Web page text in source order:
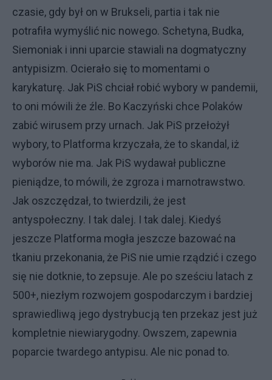
czasie, gdy był on w Brukseli, partia i tak nie
potrafiła wymyślić nic nowego. Schetyna, Budka,
Siemoniak i inni uparcie stawiali na dogmatyczny
antypisizm. Ocierało się to momentami o
karykaturę. Jak PiS chciał robić wybory w pandemii,
to oni mówili że źle. Bo Kaczyński chce Polaków
zabić wirusem przy urnach. Jak PiS przełożył
wybory, to Platforma krzyczała, że to skandal, iż
wyborów nie ma. Jak PiS wydawał publiczne
pieniądze, to mówili, że zgroza i marnotrawstwo.
Jak oszczędzał, to twierdzili, że jest
antyspołeczny. I tak dalej. I tak dalej. Kiedyś
jeszcze Platforma mogła jeszcze bazować na
tkaniu przekonania, że PiS nie umie rządzić i czego
się nie dotknie, to zepsuje. Ale po sześciu latach z
500+, niezłym rozwojem gospodarczym i bardziej
sprawiedliwą jego dystrybucją ten przekaz jest już
kompletnie niewiarygodny. Owszem, zapewnia
poparcie twardego antypisu. Ale nic ponad to.